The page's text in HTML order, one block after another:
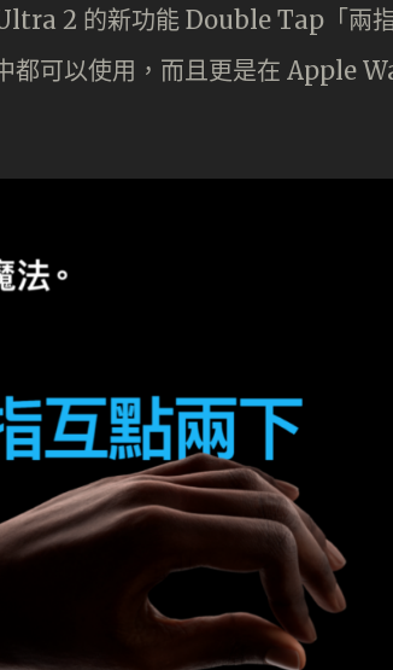
2 的新功能 Double Tap「兩
都可以使用，而且更是在 Apple